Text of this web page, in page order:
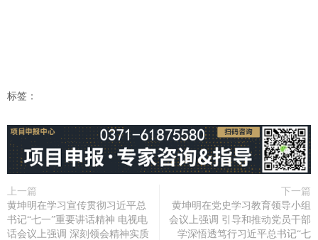
标签：
上一篇
黄坤明在学习宣传贯彻习近平总
书记“七一”重要讲话精神 电视电
话会议上强调 深刻领会精神实质
下一篇
黄坤明在党史学习教育领导小组
会议上强调 引导和推动党员干部
学深悟透笃行习近平总书记“七